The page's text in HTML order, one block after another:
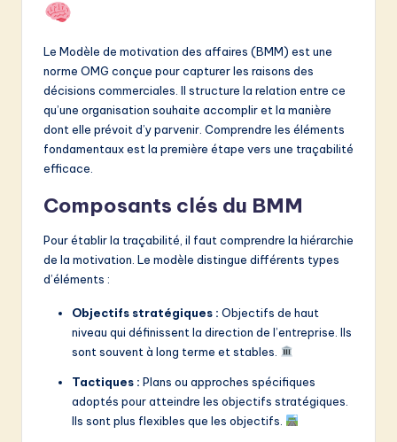
Le Modèle de motivation des affaires (BMM) est une
norme OMG conçue pour capturer les raisons des
décisions commerciales. Il structure la relation entre ce
qu’une organisation souhaite accomplir et la manière
dont elle prévoit d’y parvenir. Comprendre les éléments
fondamentaux est la première étape vers une traçabilité
efficace.
Composants clés du BMM
Pour établir la traçabilité, il faut comprendre la hiérarchie
de la motivation. Le modèle distingue différents types
d’éléments :
Objectifs stratégiques : Objectifs de haut
niveau qui définissent la direction de l’entreprise. Ils
sont souvent à long terme et stables.
Tactiques : Plans ou approches spécifiques
adoptés pour atteindre les objectifs stratégiques.
Ils sont plus flexibles que les objectifs.